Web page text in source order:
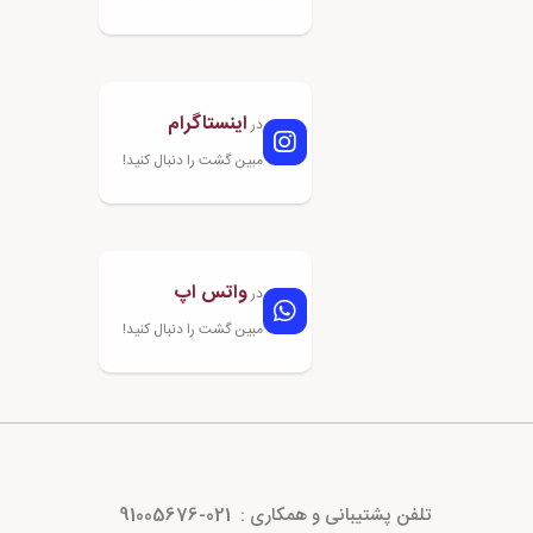
در اینستاگرام
مبین گشت را دنبال کنید!
درواتس اپ
مبین گشت را دنبال کنید!
تلفن پشتیبانی و همکاری : 021-91005676